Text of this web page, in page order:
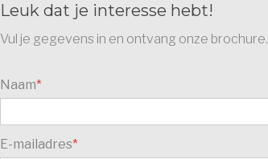
Leuk dat je interesse hebt!
Vul je gegevens in en ontvang onze brochure.
Naam*
E-mailadres*